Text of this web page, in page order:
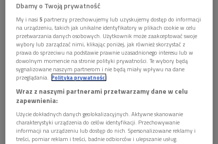
północnej i środkowoeuropejskiej – od estońskich
poematów symfonicznych Heina Ellera, przez
uwerturę koncertową Antonína Dvořáka i "Wełtawę"
Bedřicha Smetany, po utwory Edvarda Griega i
Zdenka Fibicha.
Dbamy o Twoją prywatność
My i nasi5 partnerzy przechowujemy lub uzyskujemy dostęp do informacji
na urządzeniu, takich jak unikalne identyfikatory w plikach cookie w celu
przetwarzania danych osobowych. Użytkownik może zaakceptować swoje
wybory lub zarządzać nimi, klikając poniżej, jak również skorzystać z
prawa do sprzeciwu na podstawie prawnie uzasadnionego interesu lub w
dowolnym momencie na stronie polityki prywatności. Te wybory będą
sygnalizowane naszym partnerom i nie będą miały wpływu na dane
przeglądania. Polityka prywatności
Wraz z naszymi partnerami przetwarzamy dane w celu
zapewnienia:
Użycie dokładnych danych geolokalizacyjnych. Aktywne skanowanie
charakterystyki urządzenia do celów identyfikacji. Przechowywanie
informacji na urządzeniu lub dostęp do nich. Spersonalizowane reklamy i
treści, pomiar reklam i treści, badnie odbiorców i ulepszanie usług.